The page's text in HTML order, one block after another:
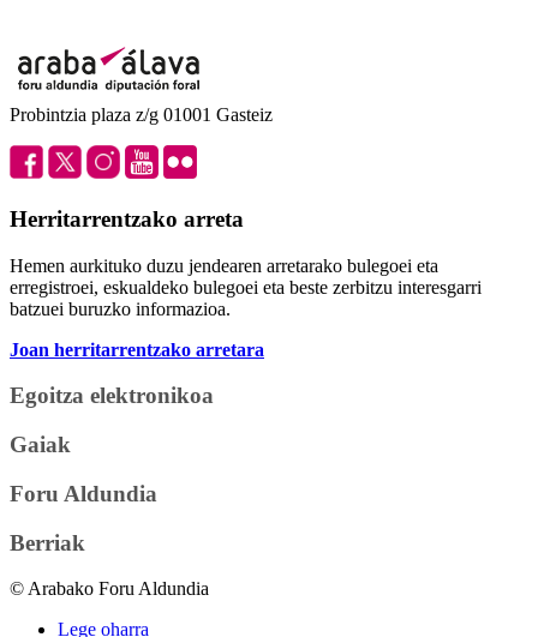
Probintzia plaza z/g 01001 Gasteiz
Herritarrentzako arreta
Hemen aurkituko duzu jendearen arretarako bulegoei eta
erregistroei, eskualdeko bulegoei eta beste zerbitzu interesgarri
batzuei buruzko informazioa.
Joan herritarrentzako arretara
Egoitza elektronikoa
Gaiak
Foru Aldundia
Berriak
© Arabako Foru Aldundia
Lege oharra